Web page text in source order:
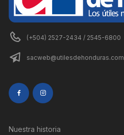
(+504) 2527-2434 / 2545-6800
sacweb@utilesdehonduras.com
Nuestra historia